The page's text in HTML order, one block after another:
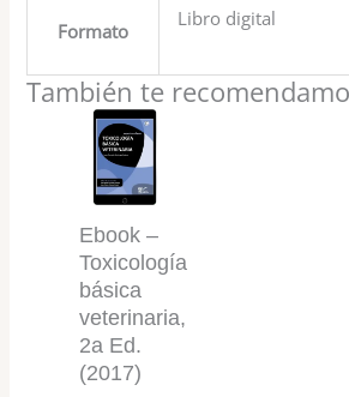
Formato
Libro digital
También te
Ebook –
Toxicología
básica
veterinaria,
2a Ed.
(2017)
Rango
de
precios:
desde
$35,000
$47,000
Este
producto
tiene
múltiples
variantes.
Las
opciones
se
pueden